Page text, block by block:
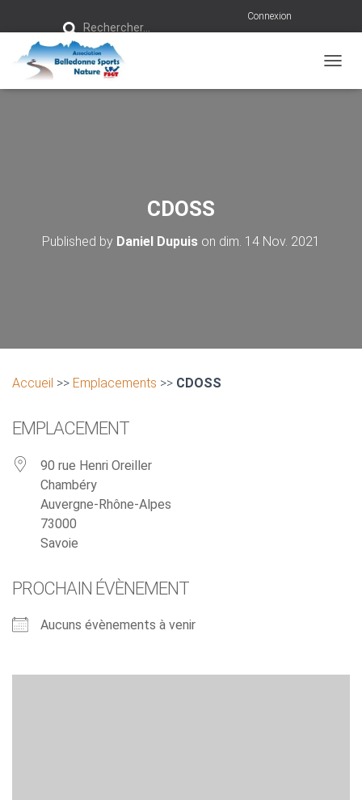
Rechercher…
Connexion
CDOSS
Published by Daniel Dupuis on dim. 14 Nov. 2021
Accueil >> Emplacements >> CDOSS
EMPLACEMENT
90 rue Henri Oreiller
Chambéry
Auvergne-Rhône-Alpes
73000
Savoie
PROCHAIN ÉVÈNEMENT
Aucuns évènements à venir